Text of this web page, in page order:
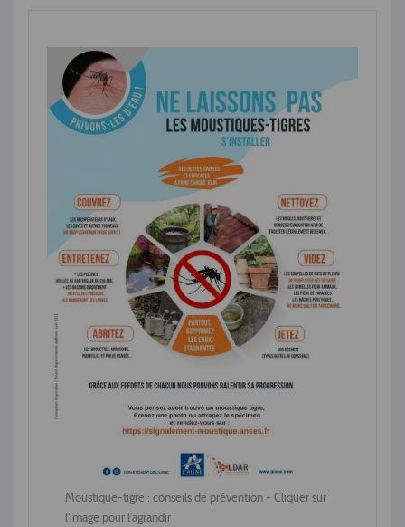
Moustique-tigre : conseils de prévention - Cliquer sur
l'image pour l'agrandir